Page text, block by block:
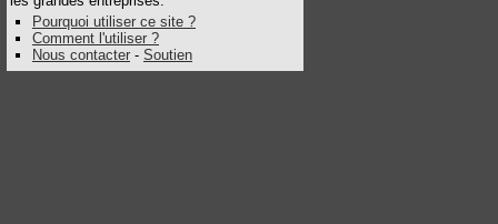
Pourquoi utiliser ce site ?
Comment l'utiliser ?
Nous contacter - Soutien